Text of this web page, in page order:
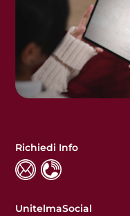
Richiedi Info
UnitelmaSocial